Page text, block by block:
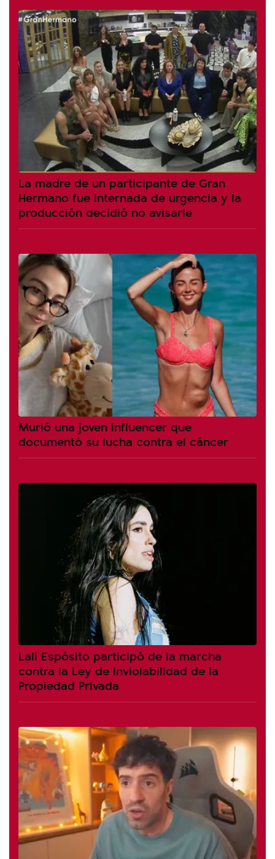
La madre de un participante de Gran
Hermano fue internada de urgencia y la
producción decidió no avisarle
Murió una joven influencer que
documentó su lucha contra el cáncer
Lali Espósito participó de la marcha
contra la Ley de Inviolabilidad de la
Propiedad Privada